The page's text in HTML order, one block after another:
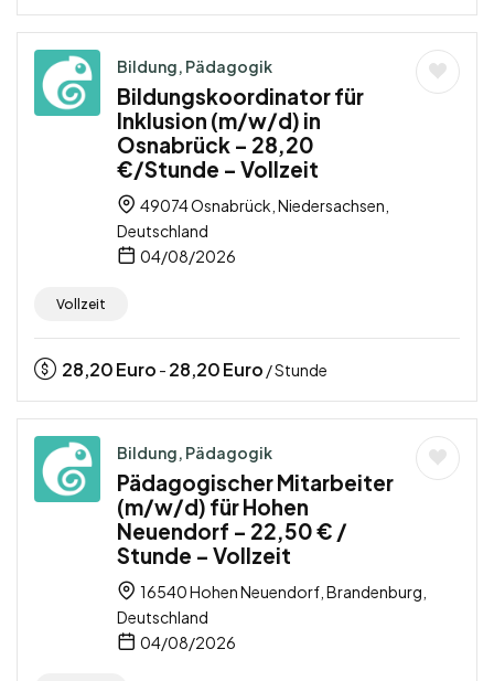
Bildung, Pädagogik
Bildungskoordinator für
Inklusion (m/w/d) in
Osnabrück – 28,20
€/Stunde – Vollzeit
49074 Osnabrück, Niedersachsen,
Deutschland
04/08/2026
Vollzeit
28,20Euro - 28,20Euro / Stunde
Bildung, Pädagogik
Pädagogischer Mitarbeiter
(m/w/d) für Hohen
Neuendorf – 22,50 € /
Stunde – Vollzeit
16540 Hohen Neuendorf, Brandenburg,
Deutschland
04/08/2026